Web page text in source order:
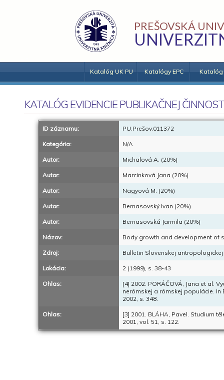
PREŠOVSKÁ
Katalóg UK PU Katalógy EPC Katalóg
KATALÓG EVIDENCIE PUBLIKAČNEJ
ID záznamu: PU.Prešov.011372
Kategória: N/A
Autor: Michalová A. (20%)
Autor: Marcinková Jana (20%)
Autor: Nagyová M. (20%)
Autor: Bernasovský Ivan (20%)
Autor: Bernasovská Jarmila (20%)
Názov: Body growth and development of
Zdroj: Bulletin Slovenskej
Lokácia: 2 (1999), s. 38-43
Ohlas:
[4] 2002. PORÁČOVÁ, Jana et al.
nerómskej a rómskej populácie.
2002, s. 348.
Ohlas:
[3] 2001. BLÁHA, Pavel. Studium
2001, vol. 51, s. 122.